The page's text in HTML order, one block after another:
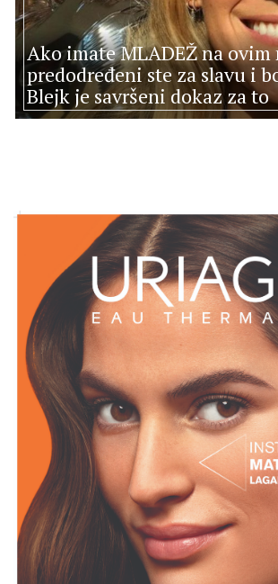
Ako imate MLADEŽ na ovim
predodređeni ste za slavu i
Blejk je savršeni dokaz za to